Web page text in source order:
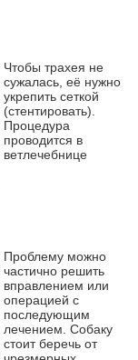
Чтобы трахея не
сужалась, её нужно
укрепить сеткой
(стентировать).
Процедура
проводится в
ветлечебнице
Проблему можно
частично решить
вправлением или
операцией с
последующим
лечением. Собаку
стоит беречь от